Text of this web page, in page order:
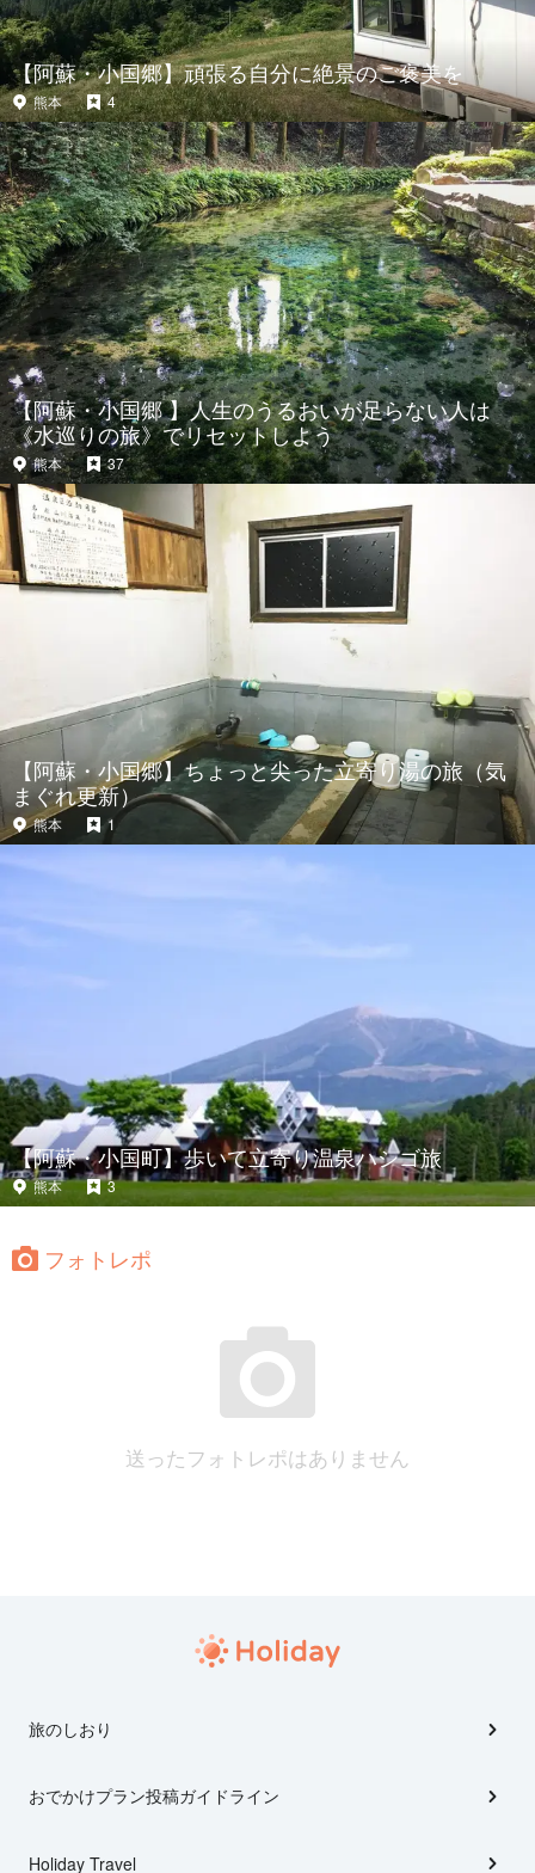
【阿蘇・小国郷】頑張る自分に絶景のご褒美を
熊本 4
【阿蘇・小国郷 】人生のうるおいが足らない人は
《水巡りの旅》でリセットしよう
熊本 37
【阿蘇・小国郷】ちょっと尖った立寄り湯の旅（気
まぐれ更新）
熊本 1
【阿蘇・小国町】歩いて立寄り温泉ハシゴ旅
熊本 3
フォトレポ
送ったフォトレポはありません
旅のしおり
おでかけプラン投稿ガイドライン
Holiday Travel